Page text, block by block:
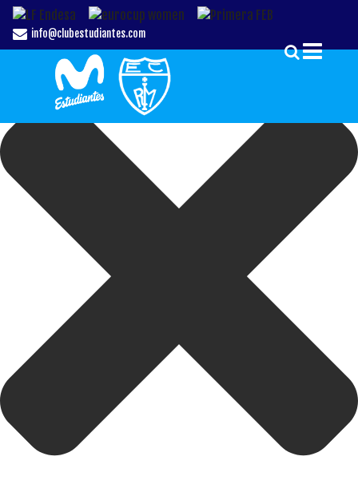
Gestionar el Consentimiento de las Cookies
info@clubestudiantes.com